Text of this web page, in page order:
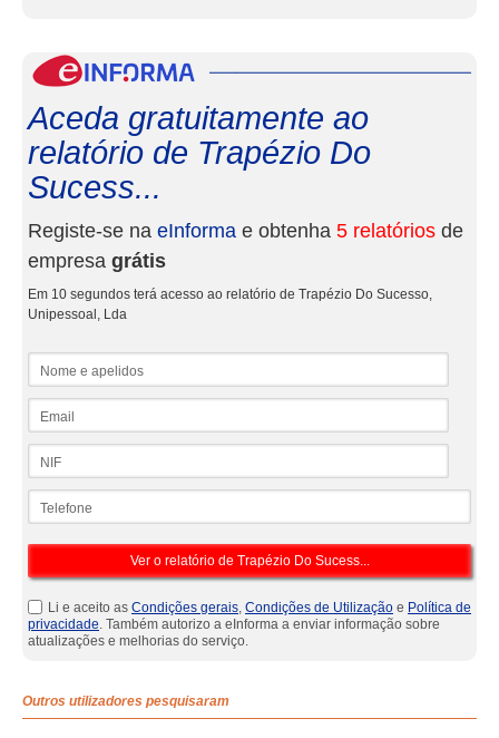
Aceda gratuitamente ao
relatório de Trapézio Do
Sucess...
Registe-se na eInforma e obtenha 5 relatórios de
empresa grátis
Em 10 segundos terá acesso ao relatório de Trapézio Do Sucesso,
Unipessoal, Lda
Li e aceito as Condições gerais, Condições de Utilização e Política de
privacidade. Também autorizo a eInforma a enviar informação sobre
atualizações e melhorias do serviço.
Outros utilizadores pesquisaram